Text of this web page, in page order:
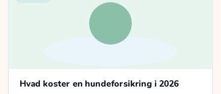
Hvad koster en hundeforsikring i 2026